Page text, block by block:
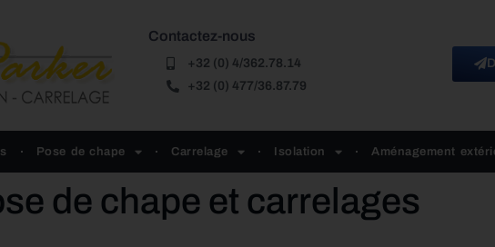
Contactez-nous
+32 (0) 4/362.78.14
+32 (0) 477/36.87.79
Pose de chape Carrelage Isolation Aménagement
de chape et carrelages